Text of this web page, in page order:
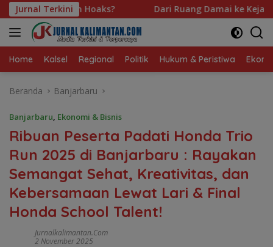
Langsung
ke
konten
Jurnal Terkini
Dari Ruang Damai ke Kejati, Rekam Jejak Radityo
Home Kalsel Regional Politik Hukum & Peristiwa
Beranda Banjarbaru
Banjarbaru, Ekonomi & Bisnis
Ribuan Peserta Padati Honda Trio
Run 2025 di Banjarbaru : Rayakan
Semangat Sehat, Kreativitas, dan
Kebersamaan Lewat Lari & Final
Honda School Talent!
Jurnalkalimantan.com
2 November 2025